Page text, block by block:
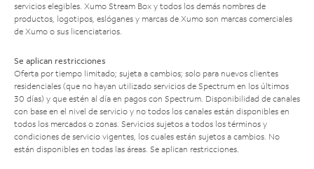
servicios elegibles. Xumo Stream Box y todos los demás nombres de
productos, logotipos, eslóganes y marcas de Xumo son marcas comerciales
de Xumo o sus licenciatarios.
Se aplican restricciones
Oferta por tiempo limitado; sujeta a cambios; solo para nuevos clientes
residenciales (que no hayan utilizado servicios de Spectrum en los últimos
30 días) y que estén al día en pagos con Spectrum. Disponibilidad de canales
con base en el nivel de servicio y no todos los canales están disponibles en
todos los mercados o zonas. Servicios sujetos a todos los términos y
condiciones de servicio vigentes, los cuales están sujetos a cambios. No
están disponibles en todas las áreas. Se aplican restricciones.